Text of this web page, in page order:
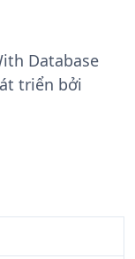
Database
triển bởi